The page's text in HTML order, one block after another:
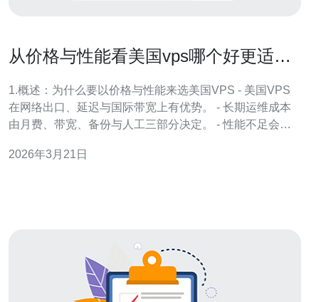
从价格与性能看美国vps哪个好更适合
1.概述：为什么要以价格与性能来选美国VPS - 美国VPS
在网络出口、延迟与国际带宽上有优势。 - 长期运维成本
由月费、带宽、备份与人工三部分决定。 - 性能不足会引
配置更省钱。 - CDN与DDoS防护能显著降低带宽与故障
2026年3月21日